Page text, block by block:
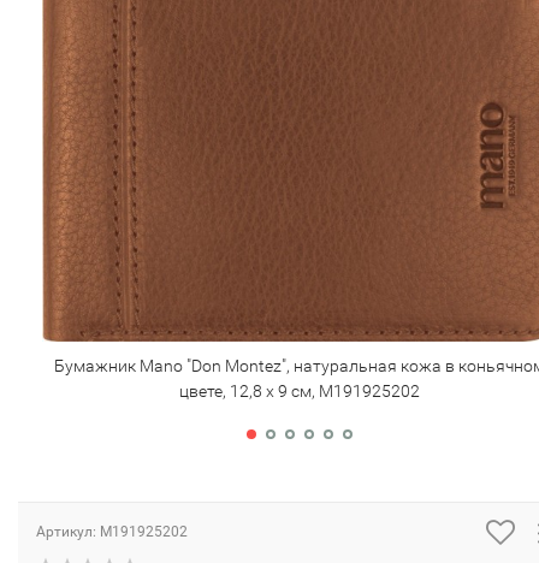
Бумажник Mano "Don Montez", натуральная кожа в
цвете, 12,8 х 9 см, M191925202
Артикул: M191925202